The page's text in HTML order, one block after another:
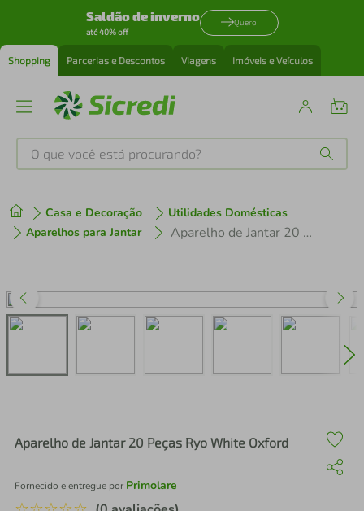
Saldão de inverno
até 40% off
Quero
Shopping Parcerias e Descontos Viagens Imóveis e Veículos
O que você está procurando?
Casa e Decoração
Utilidades Domésticas
Aparelhos para Jantar
Aparelho de Jantar 20 Peças Ryo White Oxford
Aparelho de Jantar 20 Peças Ryo White Oxford
Fornecido e entregue por Primolare
1º tenis
3º perfume